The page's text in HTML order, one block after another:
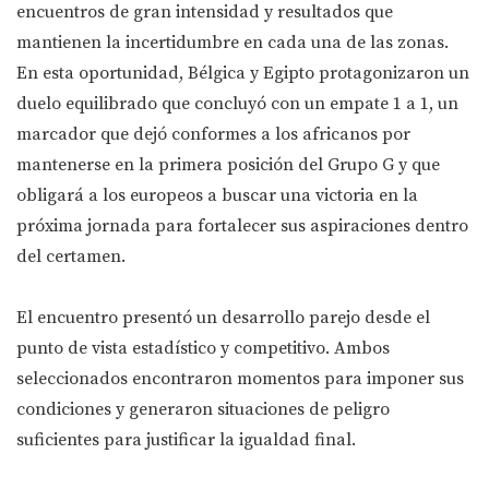
encuentros de gran intensidad y resultados que
mantienen la incertidumbre en cada una de las zonas.
En esta oportunidad, Bélgica y Egipto protagonizaron un
duelo equilibrado que concluyó con un empate 1 a 1, un
marcador que dejó conformes a los africanos por
mantenerse en la primera posición del Grupo G y que
obligará a los europeos a buscar una victoria en la
próxima jornada para fortalecer sus aspiraciones dentro
del certamen.
El encuentro presentó un desarrollo parejo desde el
punto de vista estadístico y competitivo. Ambos
seleccionados encontraron momentos para imponer sus
condiciones y generaron situaciones de peligro
suficientes para justificar la igualdad final.